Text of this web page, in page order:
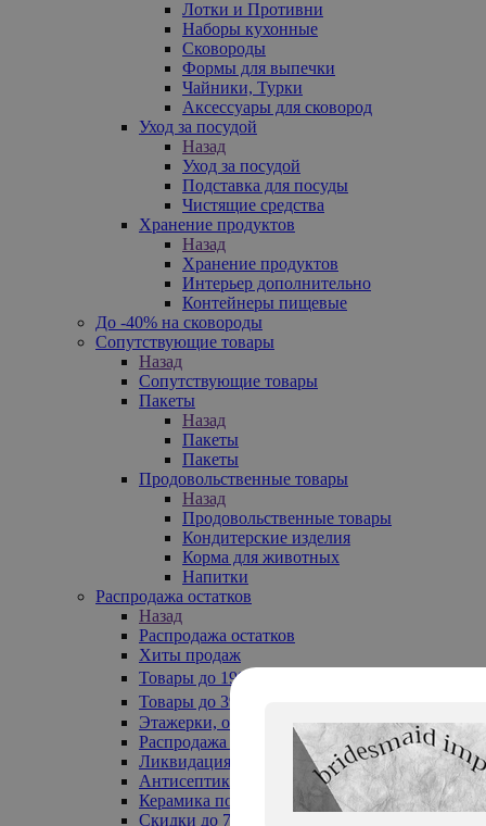
Лотки и Противни
Наборы кухонные
Сковороды
Формы для выпечки
Чайники, Турки
Аксессуары для сковород
Уход за посудой
Назад
Уход за посудой
Подставка для посуды
Чистящие средства
Хранение продуктов
Назад
Хранение продуктов
Интерьер дополнительно
Контейнеры пищевые
До -40% на сковороды
Сопутствующие товары
Назад
Сопутствующие товары
Пакеты
Назад
Пакеты
Пакеты
Продовольственные товары
Назад
Продовольственные товары
Кондитерские изделия
Корма для животных
Напитки
Распродажа остатков
Назад
Распродажа остатков
Хиты продаж
Товары до 199₽
Товары до 399₽
Этажерки, обувницы
Распродажа текстиля до -50%
Ликвидация до -70%
Антисептики
Керамика по 129 руб
Скидки до 70%